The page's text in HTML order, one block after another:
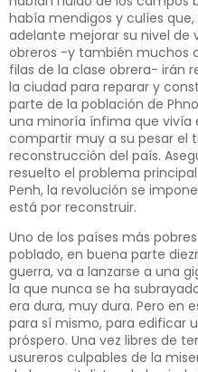
había mendigos y culíes
adelante mejorar su nivel de
obreros -y también muchos
filas de la clase obrera- irán
la ciudad para reparar y
parte de la población de
una minoría ínfima que vivía
compartir muy a su pesar el
reconstrucción del país.
resuelto el problema
Penh, la revolución se
está por reconstruir.
Uno de los países más
poblado, en buena parte
guerra, va a lanzarse a una
la que nunca se ha
era dura, muy dura. Pero en
para sí mismo, para edificar
próspero. Una vez libres de
usureros culpables de la